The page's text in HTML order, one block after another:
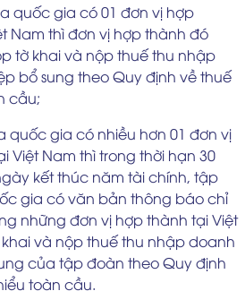
quốc gia có 01 đơn vị hợp
Nam thì đơn vị hợp thành đó
tờ khai và nộp thuế thu nhập
bổ sung theo Quy định về thuế
cầu;
quốc gia có nhiều hơn 01 đơn vị
Việt Nam thì trong thời hạn 30
kết thúc năm tài chính, tập
gia có văn bản thông báo chỉ
những đơn vị hợp thành tại Việt
và nộp thuế thu nhập doanh
của tập đoàn theo Quy định
toàn cầu.